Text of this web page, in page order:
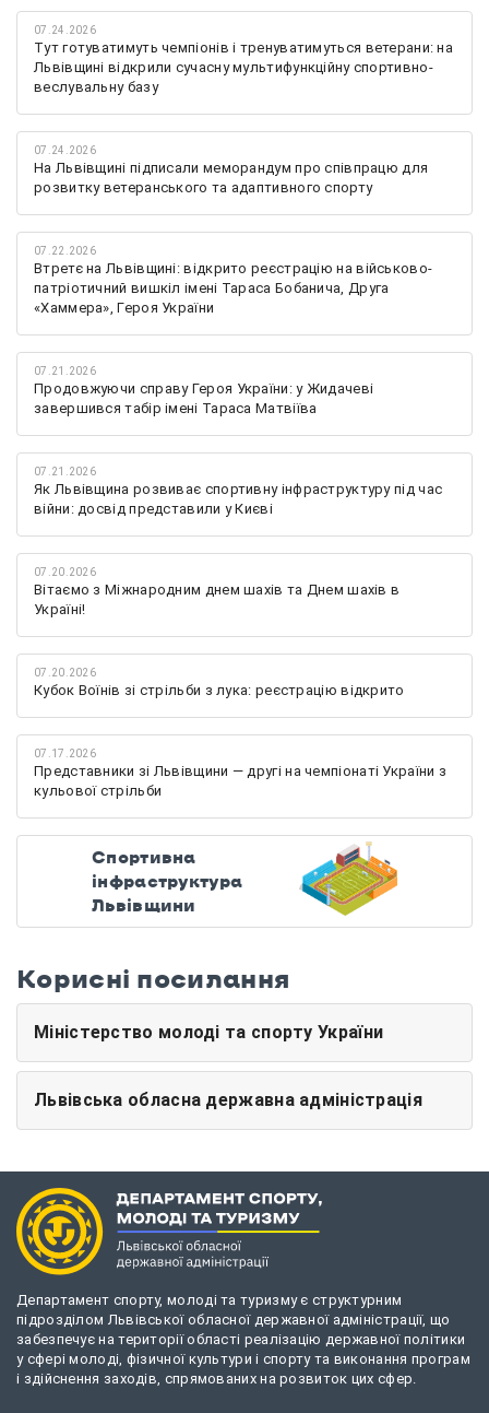
07.24.2026
Тут готуватимуть чемпіонів і тренуватимуться ветерани: на
Львівщині відкрили сучасну мультифункційну спортивно-
веслувальну базу
07.24.2026
На Львівщині підписали меморандум про співпрацю для
розвитку ветеранського та адаптивного спорту
07.22.2026
Втретє на Львівщині: відкрито реєстрацію на військово-
патріотичний вишкіл імені Тараса Бобанича, Друга
«Хаммера», Героя України
07.21.2026
Продовжуючи справу Героя України: у Жидачеві
завершився табір імені Тараса Матвіїва
07.21.2026
Як Львівщина розвиває спортивну інфраструктуру під час
війни: досвід представили у Києві
07.20.2026
Вітаємо з Міжнародним днем шахів та Днем шахів в
Україні!
07.20.2026
Кубок Воїнів зі стрільби з лука: реєстрацію відкрито
07.17.2026
Представники зі Львівщини — другі на чемпіонаті України з
кульової стрільби
Спортивна
інфраструктура
Львівщини
Корисні посилання
Міністерство молоді та спорту України
Львівська обласна державна адміністрація
Департамент спорту, молоді та туризму є структурним
підрозділом Львівської обласної державної адміністрації, що
забезпечує на території області реалізацію державної політики
у сфері молоді, фізичної культури і спорту та виконання програм
і здійснення заходів, спрямованих на розвиток цих сфер.